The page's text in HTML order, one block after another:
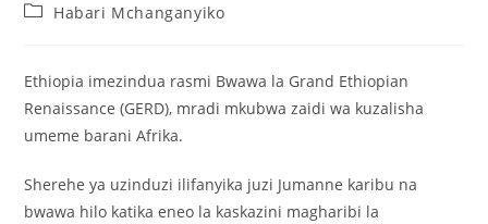
Habari Mchanganyiko
Ethiopia imezindua rasmi Bwawa la Grand Ethiopian
Renaissance (GERD), mradi mkubwa zaidi wa kuzalisha
umeme barani Afrika.
Sherehe ya uzinduzi ilifanyika juzi Jumanne karibu na
bwawa hilo katika eneo la kaskazini magharibi la